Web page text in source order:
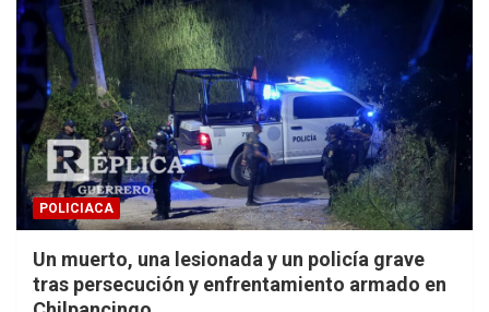
POLICIACA
Un muerto, una lesionada y un policía grave
tras persecución y enfrentamiento armado en